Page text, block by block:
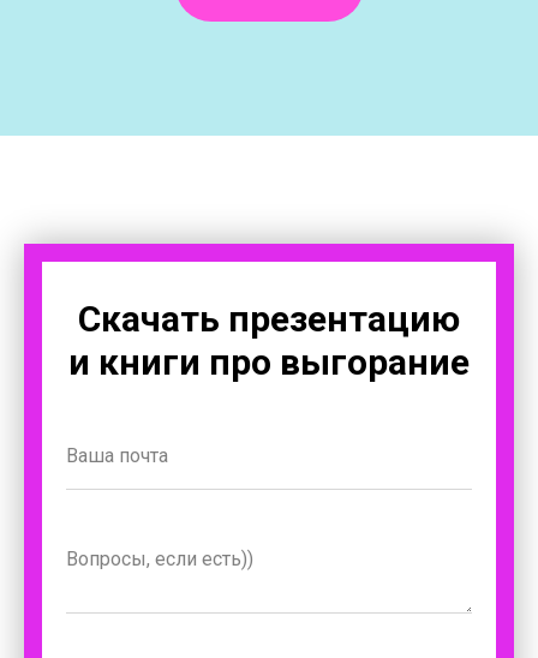
Скачать презентацию
и книги про выгорание